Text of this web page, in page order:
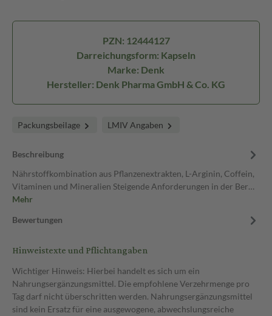
PZN: 12444127
Darreichungsform: Kapseln
Marke: Denk
Hersteller: Denk Pharma GmbH & Co. KG
Packungsbeilage LMIV Angaben
Beschreibung
Nährstoffkombination aus Pflanzenextrakten, L-Arginin, Coffein,
Vitaminen und Mineralien Steigende Anforderungen in der Ber…
Mehr
Bewertungen
Hinweistexte und Pflichtangaben
Wichtiger Hinweis: Hierbei handelt es sich um ein
Nahrungsergänzungsmittel. Die empfohlene Verzehrmenge pro
Tag darf nicht überschritten werden. Nahrungsergänzungsmittel
sind kein Ersatz für eine ausgewogene, abwechslungsreiche